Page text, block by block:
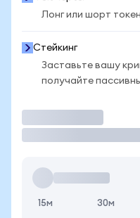
Лонг или шорт
Стейкинг
Заставьте вашу
получайте
15м 30м